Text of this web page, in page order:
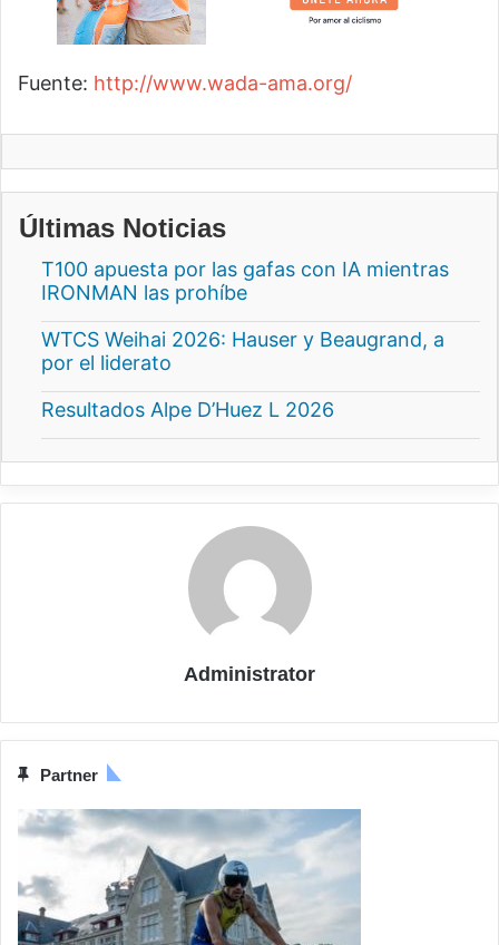
Fuente: http://www.wada-ama.org/
Últimas Noticias
T100 apuesta por las gafas con IA mientras
IRONMAN las prohíbe
WTCS Weihai 2026: Hauser y Beaugrand, a
por el liderato
Resultados Alpe D’Huez L 2026
Administrator
Partner